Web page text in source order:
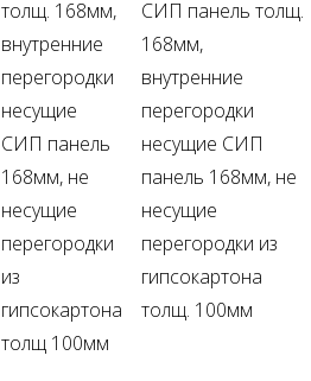
толщ. 168мм,
внутренние
перегородки
несущие
СИП панель
168мм, не
несущие
перегородки
из
гипсокартона
толщ 100мм
СИП панель толщ.
168мм,
внутренние
перегородки
несущие СИП
панель 168мм, не
несущие
перегородки из
гипсокартона
толщ. 100мм